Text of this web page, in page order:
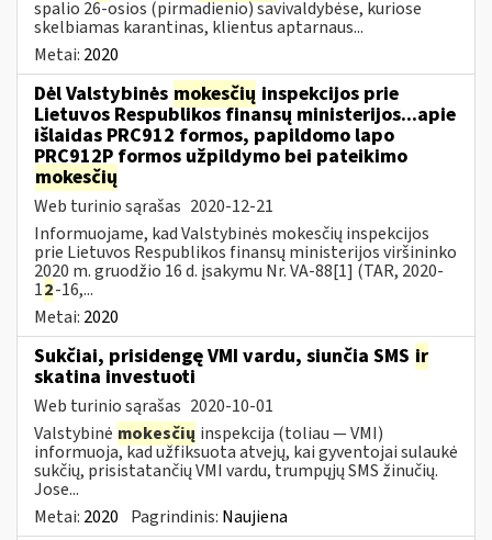
spalio 26-osios (pirmadienio) savivaldybėse, kuriose
skelbiamas karantinas, klientus aptarnaus...
Metai: 2020
Dėl Valstybinės mokesčių inspekcijos prie
Lietuvos Respublikos finansų ministerijos...apie
išlaidas PRC912 formos, papildomo lapo
PRC912P formos užpildymo bei pateikimo
mokesčių
Web turinio sąrašas 2020-12-21
Informuojame, kad Valstybinės mokesčių inspekcijos
prie Lietuvos Respublikos finansų ministerijos viršininko
2020 m. gruodžio 16 d. įsakymu Nr. VA-88[1] (TAR, 2020-
12-16,...
Metai: 2020
Sukčiai, prisidengę VMI vardu, siunčia SMS ir
skatina investuoti
Web turinio sąrašas 2020-10-01
Valstybinė mokesčių inspekcija (toliau — VMI)
informuoja, kad užfiksuota atvejų, kai gyventojai sulaukė
sukčių, prisistatančių VMI vardu, trumpųjų SMS žinučių.
Jose...
Metai: 2020 Pagrindinis: Naujiena